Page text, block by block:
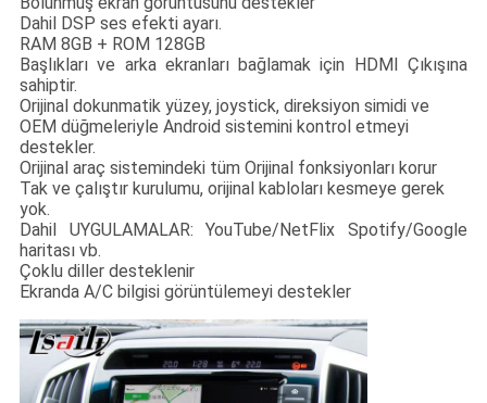
Dahil DSP ses efekti ayarı.
RAM 8GB + ROM 128GB
Başlıkları ve arka ekranları bağlamak için HDMI Çıkışına
sahiptir.
Orijinal dokunmatik yüzey, joystick, direksiyon simidi ve
OEM düğmeleriyle Android sistemini kontrol etmeyi
destekler.
Orijinal araç sistemindeki tüm Orijinal fonksiyonları korur
Tak ve çalıştır kurulumu, orijinal kabloları kesmeye gerek
yok.
Dahil UYGULAMALAR: YouTube/NetFlix Spotify/Google
haritası vb.
Çoklu diller desteklenir
Ekranda A/C bilgisi görüntülemeyi destekler